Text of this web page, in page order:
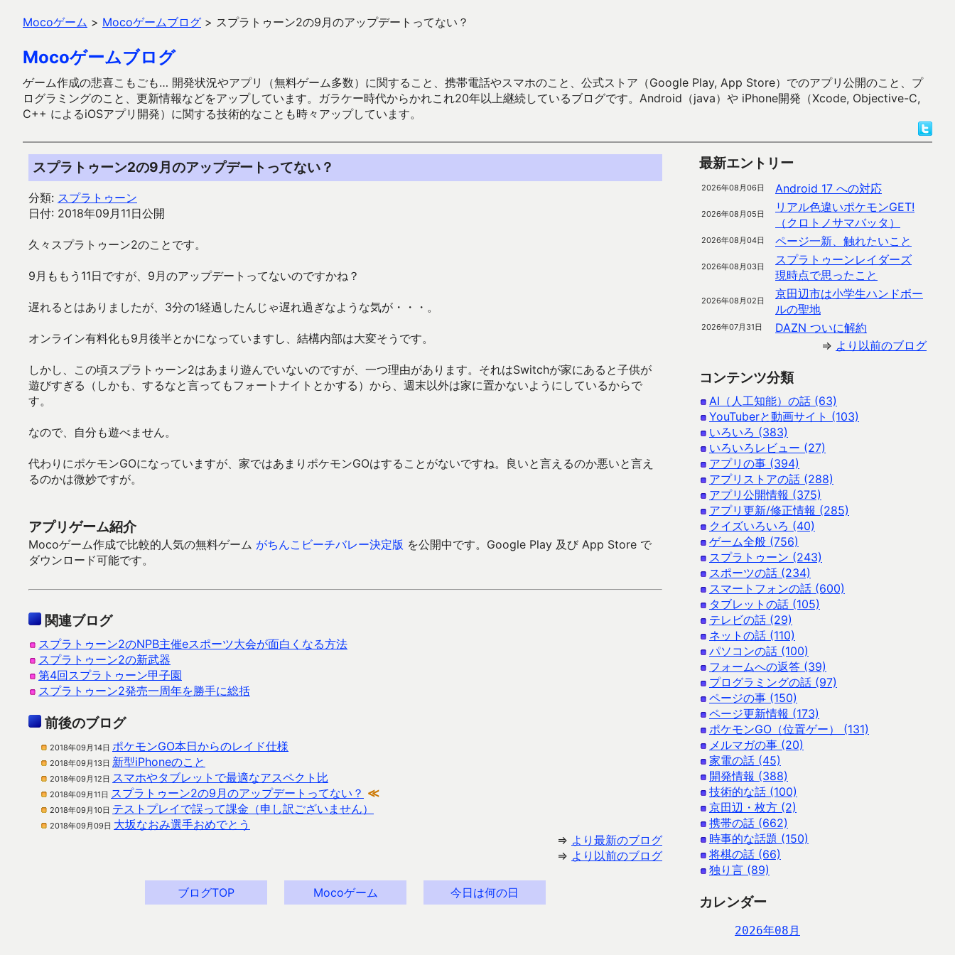
Mocoゲーム > Mocoゲームブログ > スプラトゥーン2の9月のアップデートってない？
Mocoゲームブログ
ゲーム作成の悲喜こもごも… 開発状況やアプリ（無料ゲーム多数）に関すること、携帯電話やスマホのこと、公式ストア（Google Play, App Store）でのアプリ公開のこと、プ
ログラミングのこと、更新情報などをアップしています。ガラケー時代からかれこれ20年以上継続しているブログです。Android（java）や iPhone開発（Xcode, Objective-C,
C++ によるiOSアプリ開発）に関する技術的なことも時々アップしています。
スプラトゥーン2の9月のアップデートってない？
分類: スプラトゥーン
日付: 2018年09月11日公開
久々スプラトゥーン2のことです。
9月ももう11日ですが、9月のアップデートってないのですかね？
遅れるとはありましたが、3分の1経過したんじゃ遅れ過ぎなような気が・・・。
オンライン有料化も9月後半とかになっていますし、結構内部は大変そうです。
しかし、この頃スプラトゥーン2はあまり遊んでいないのですが、一つ理由があります。それはSwitchが家にあると子供が
遊びすぎる（しかも、するなと言ってもフォートナイトとかする）から、週末以外は家に置かないようにしているからで
す。
なので、自分も遊べません。
代わりにポケモンGOになっていますが、家ではあまりポケモンGOはすることがないですね。良いと言えるのか悪いと言え
るのかは微妙ですが。
アプリゲーム紹介
Mocoゲーム作成で比較的人気の無料ゲーム がちんこビーチバレー決定版 を公開中です。Google Play 及び App Store で
ダウンロード可能です。
関連ブログ
スプラトゥーン2のNPB主催eスポーツ大会が面白くなる方法
スプラトゥーン2の新武器
第4回スプラトゥーン甲子園
スプラトゥーン2発売一周年を勝手に総括
前後のブログ
2018年09月14日 ポケモンGO本日からのレイド仕様
2018年09月13日 新型iPhoneのこと
2018年09月12日 スマホやタブレットで最適なアスペクト比
2018年09月11日 スプラトゥーン2の9月のアップデートってない？ ≪
2018年09月10日 テストプレイで誤って課金（申し訳ございません）
2018年09月09日 大坂なおみ選手おめでとう
⇒ より最新のブログ
⇒ より以前のブログ
ブログTOP Mocoゲーム 今日は何の日
最新エントリー
2026年08月06日 Android 17 への対応
2026年08月05日
リアル色違いポケモンGET!
（クロトノサマバッタ）
2026年08月04日 ページ一新、触れたいこと
2026年08月03日
スプラトゥーンレイダーズ
現時点で思ったこと
2026年08月02日
京田辺市は小学生ハンドボー
ルの聖地
2026年07月31日
DAZN ついに解約
⇒ より以前のブログ
コンテンツ分類
AI（人工知能）の話 (63)
YouTuberと動画サイト (103)
いろいろ (383)
いろいろレビュー (27)
アプリの事 (394)
アプリストアの話 (288)
アプリ公開情報 (375)
アプリ更新/修正情報 (285)
クイズいろいろ (40)
ゲーム全般 (756)
スプラトゥーン (243)
スポーツの話 (234)
スマートフォンの話 (600)
タブレットの話 (105)
テレビの話 (29)
ネットの話 (110)
パソコンの話 (100)
フォームへの返答 (39)
プログラミングの話 (97)
ページの事 (150)
ページ更新情報 (173)
ポケモンGO（位置ゲー） (131)
メルマガの事 (20)
家電の話 (45)
開発情報 (388)
技術的な話 (100)
京田辺・枚方 (2)
携帯の話 (662)
時事的な話題 (150)
将棋の話 (66)
独り言 (89)
カレンダー
2026年08月